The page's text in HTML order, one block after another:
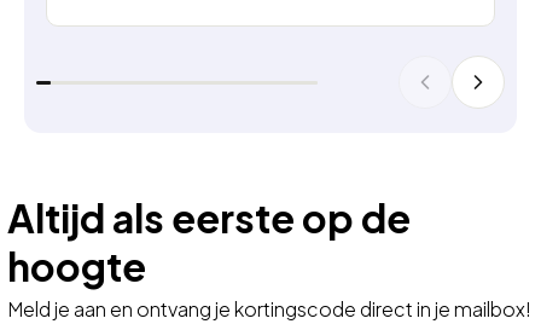
Altijd als eerste op de
hoogte
Meld je aan en ontvang je kortingscode direct in je mailbox!